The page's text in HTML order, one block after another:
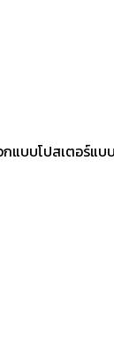
แบบโปสเตอร์แบ